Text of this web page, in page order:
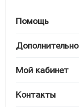
Помощь
Дополнительно
Мой кабинет
Контакты